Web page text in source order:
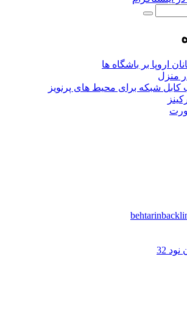
اروپا بر باشگاه ها
منزل
کابل شبکه برای محیط های پرنویز
32